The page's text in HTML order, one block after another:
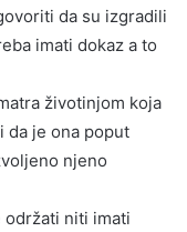
da su izgradili
imati dokaz a to
životinjom koja
da je ona poput
njeno
održati niti imati